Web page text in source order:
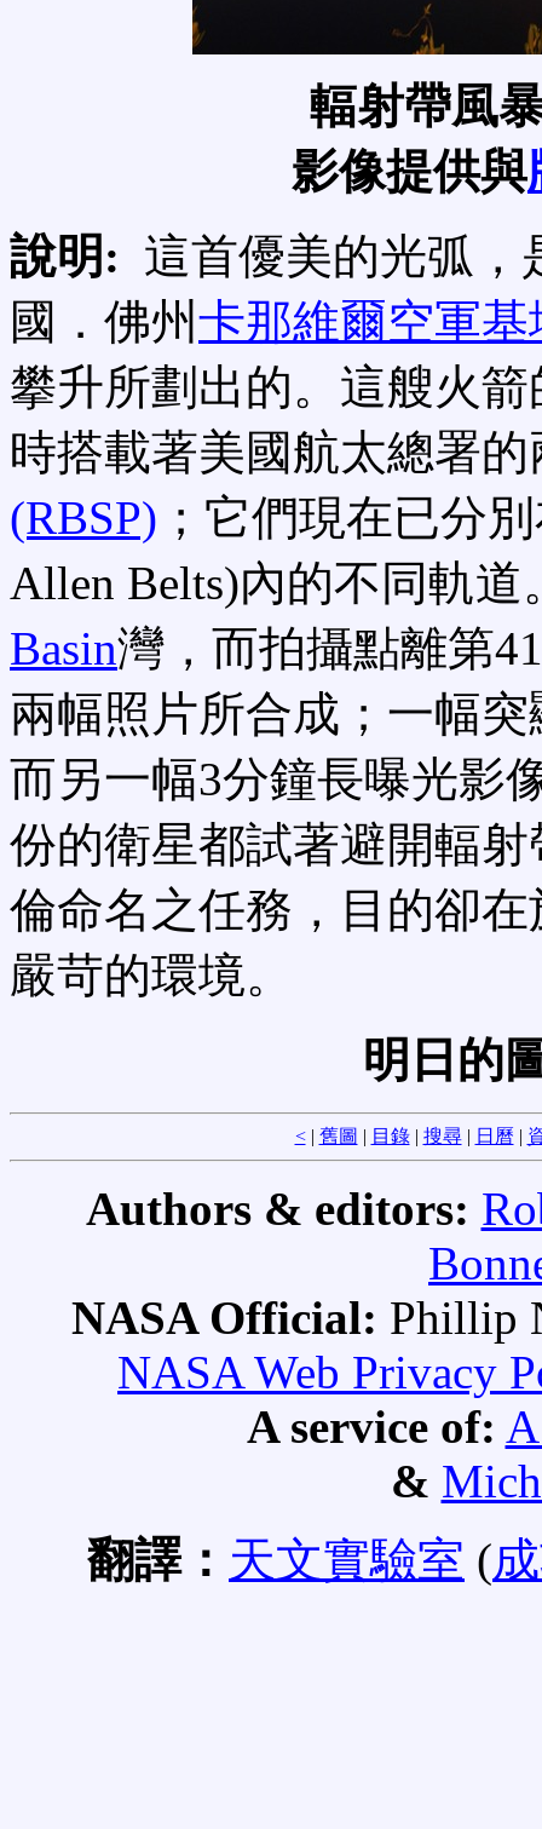
輻射帶風
影像提供與
說明: 這首優美的光弧，
國．佛州卡那維爾空軍基
攀升所劃出的。這艘火
時搭載著美國航太總署的
(RBSP) ；它們現在已分
Allen Belts)內的不同軌
Basin灣，而拍攝點離第
兩幅照片所合成；一幅
而另一幅3分鐘長曝光影
份的衛星都試著避開輻
倫命名之任務，目的卻
嚴苛的環境。
明日的
<| 舊圖 | 目錄| 搜尋| 日曆 |
Authors & editors:
NASA Official: Phillip
NASA Web Privacy
A service of:
&
翻譯： 天文實驗室 (